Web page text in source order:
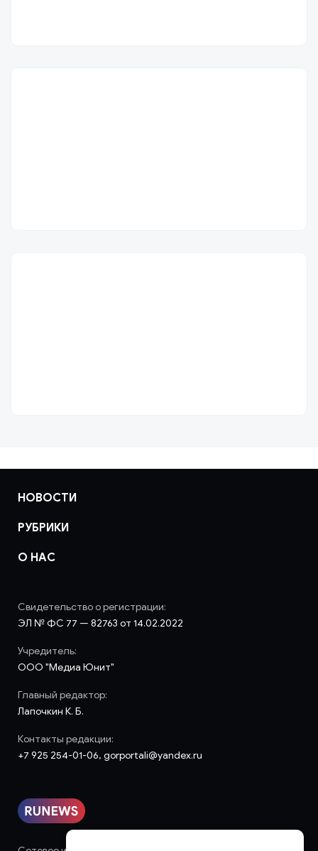
НОВОСТИ
РУБРИКИ
О НАС
Свидетельство о регистрации:
ЭЛ № ФС 77 — 82763 от 14.02.2022
Учредитель:
ООО "Медиа Юнит"
Главный редактор:
Лапочкин К. Б.
Контакты редакции:
+7 925 254-01-06, gorportali@yandex.ru